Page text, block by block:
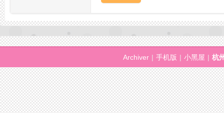
Archiver | 手机版 | 小黑屋 | 杭